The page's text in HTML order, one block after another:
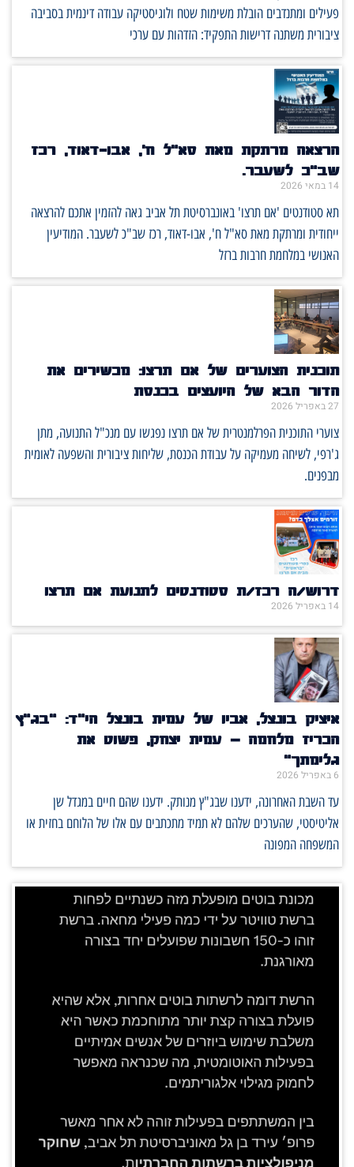
פעילים ומתנדבים הובלת משימות שטח ולוגיסטיקה עבודה דינמית בסביבה
ציבורית משתנה דרישות התפקיד: הזדהות עם ערכי
הרצאה מרתקת מאת סא"ל ח', אבו-דאוד, רכז
שב"כ לשעבר.
14 במאי 2026
תא סטודנטים 'אם תרצו' באונברסיטת תל אביב גאה להזמין אתכם להרצאה
ייחודית ומרתקת מאת סא"ל ח', אבו-דאוד, רכז שב"כ לשעבר. המודיעין
האנושי במלחמת חרבות ברזל
תוכנית הצוערים של אם תרצו: מכשירים את
הדור הבא של היועצים בכנסת
27 באפריל 2026
צוערי התוכנית הפרלמנטרית של אם תרצו נפגשו עם מנכ"ל התנועה, מתן
ג'רפי, לשיחה מעמיקה על עבודת הכנסת, שליחות ציבורית והשפעה לאומית
מבפנים.
דרוש/ה רכז/ת סטודנטים לתנועת אם תרצו
14 באפריל 2026
איציק בונצל, אביו של עמית בונצל הי"ד: "בג"ץ
הכריז מלחמה – עמית יצחק, פשוט את
גלימתך"
6 באפריל 2026
עד השבת האחרונה, ידענו שבג"ץ מנותק. ידענו שהם חיים במגדל שן
אליטיסטי, שהערכים שלהם לא תמיד מתכתבים עם אלו של הלוחם בחזית או
המשפחה המפונה